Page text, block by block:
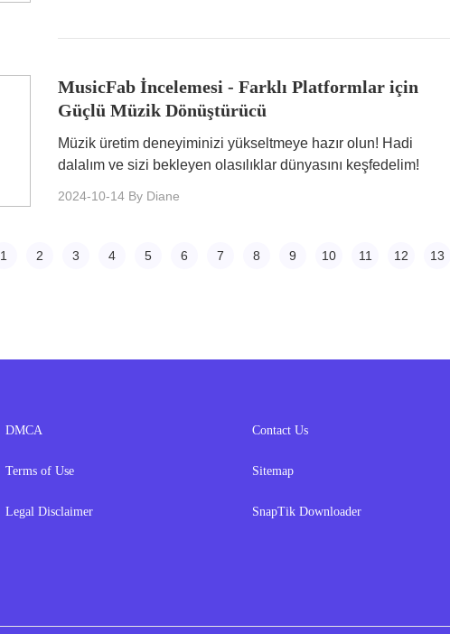
MusicFab İncelemesi - Farklı Platformlar için
Güçlü Müzik Dönüştürücü
Müzik üretim deneyiminizi yükseltmeye hazır olun! Hadi
dalalım ve sizi bekleyen olasılıklar dünyasını keşfedelim!
2024-10-14 By Diane
1 2 3 4 5 6 7 8 9 10 11 12 13
DMCA
Terms of Use
Legal Disclaimer
Contact Us
Sitemap
SnapTik Downloader